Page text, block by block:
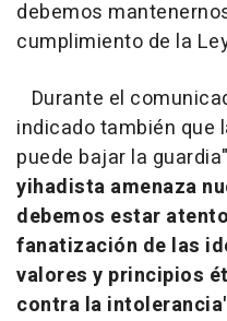
debemos
cumplimiento de la
Durante el
indicado también que
puede bajar la
yihadista amenaza
debemos estar
fanatización de las
valores y principios
contra la